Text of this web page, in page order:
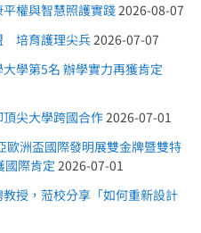
權與智慧照護實踐2026-08-07
培育護理尖兵2026-07-07
學第5名 辦學實力再獲肯定
尖大學跨國合作2026-07-01
洲盃國際發明展雙金牌暨雙特
國際肯定 2026-07-01
教授，蒞校分享「如何重新設計